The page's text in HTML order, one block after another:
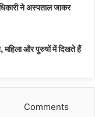
ने अस्पताल जाकर
महिला और पुरुषों में दिखते हैं
Comments